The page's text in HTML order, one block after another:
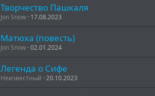
Творчество Пашкаля
Jon Snow 17.08.2023
Матюха (повесть)
Jon Snow 02.01.2024
Легенда о Сифе
Неизвестный 20.10.2023